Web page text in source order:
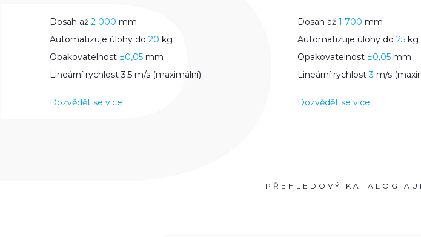
Dosah až2 000 mm
Automatizuje úlohy do20 kg
Opakovatelnost ±0,05 mm
Lineární rychlost 3,5 m/s (maximální)
Dozvědět se více
Dosah až1 700 mm
Automatizuje úlohy do25 kg
Opakovatelnost ±0,05 mm
Lineární rychlost3 m/s
Dozvědět se více
PŘEHLEDOVÝ KATALOG